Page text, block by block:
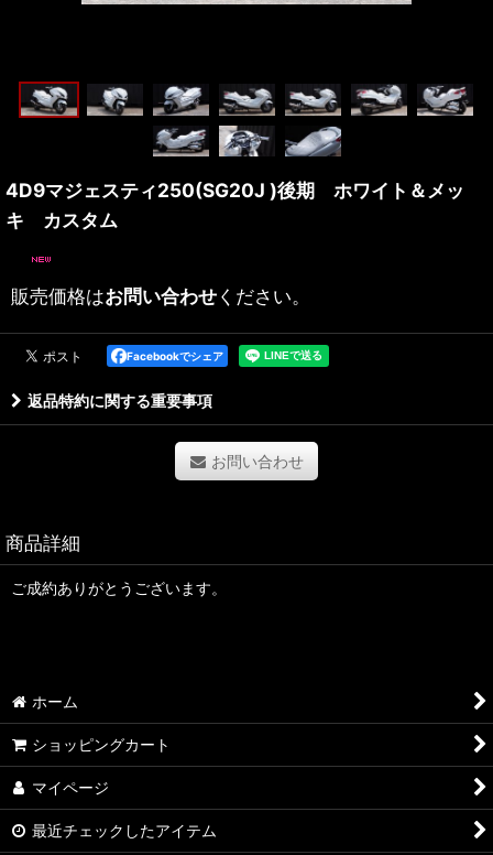
4D9マジェスティ250(SG20J )後期 ホワイト＆メッ
キ カスタム
販売価格はお問い合わせください。
Facebookでシェア
返品特約に関する重要事項
お問い合わせ
商品詳細
ご成約ありがとうございます。
ホーム
ショッピングカート
マイページ
最近チェックしたアイテム